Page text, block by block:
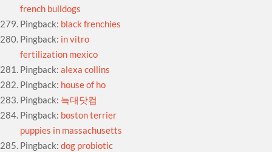
french bulldogs
Pingback: black frenchies
Pingback: in vitro
fertilization mexico
Pingback:alexa collins
Pingback: house of ho
Pingback: 늑대닷컴
Pingback: boston terrier
puppies in massachusetts
Pingback:dog probiotic